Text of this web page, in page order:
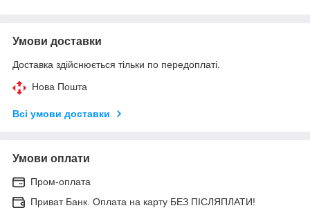
Умови доставки
Доставка здійснюється тільки по передоплаті.
Нова Пошта
Всі умови доставки
Умови оплати
Пром-оплата
Приват Банк. Оплата на карту БЕЗ ПІСЛЯПЛАТИ!